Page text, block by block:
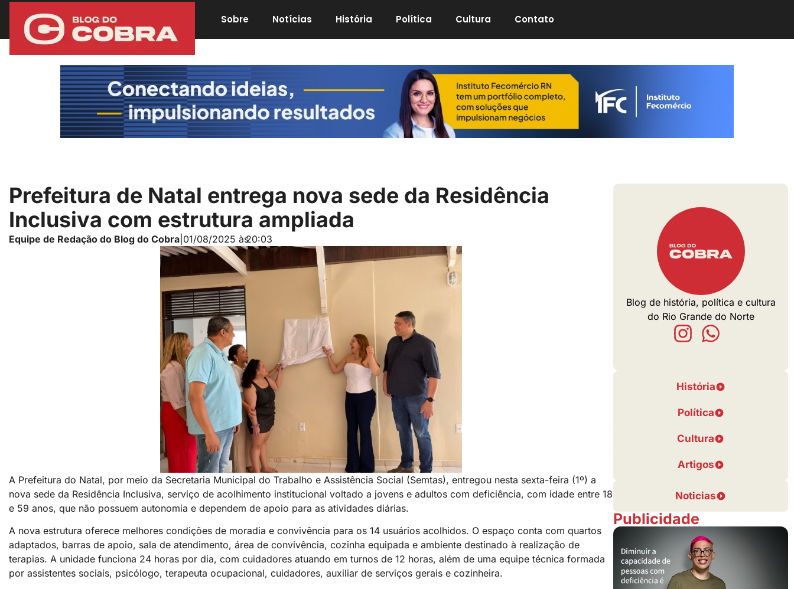
Sobre Notícias História Política Cultura Contato
Blog de história, política e cultura
do Rio Grande do Norte
História
Política
Cultura
Artigos
Noticias
Publicidade
Prefeitura de Natal entrega nova sede da Residência
Inclusiva com estrutura ampliada
Equipe de Redação do Blog do Cobra 01/08/2025 às20:03
A Prefeitura do Natal, por meio da Secretaria Municipal do Trabalho e Assistência Social (Semtas), entregou nesta sexta-feira (1º) a
nova sede da Residência Inclusiva, serviço de acolhimento institucional voltado a jovens e adultos com deficiência, com idade entre 18
e 59 anos, que não possuem autonomia e dependem de apoio para as atividades diárias.
A nova estrutura oferece melhores condições de moradia e convivência para os 14 usuários acolhidos. O espaço conta com quartos
adaptados, barras de apoio, sala de atendimento, área de convivência, cozinha equipada e ambiente destinado à realização de
terapias. A unidade funciona 24 horas por dia, com cuidadores atuando em turnos de 12 horas, além de uma equipe técnica formada
por assistentes sociais, psicólogo, terapeuta ocupacional, cuidadores, auxiliar de serviços gerais e cozinheira.